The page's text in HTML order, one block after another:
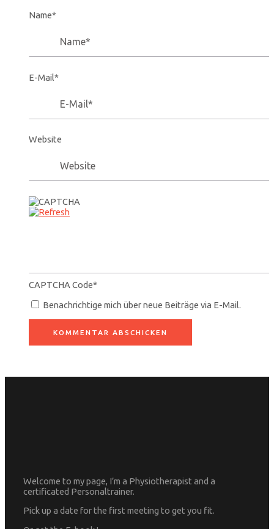
Name*
E-Mail*
Website
CAPTCHA Code*
Benachrichtige mich über neue Beiträge via E-Mail.
Welcome to my page, I’m a Physiotherapist and a
certificated Personaltrainer.
Pick up a date for the first meeting to get you fit.